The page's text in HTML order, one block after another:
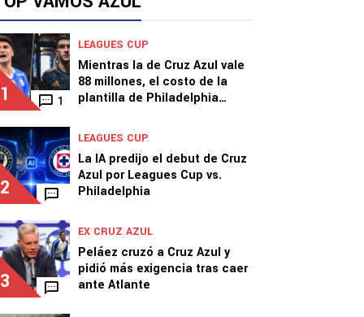
1 1
LEAGUES CUP
Mientras la de Cruz Azul vale
88 millones, el costo de la
plantilla de Philadelphia
2
LEAGUES CUP
La IA predijo el debut de Cruz
Azul por Leagues Cup vs.
Philadelphia
3
EX CRUZ AZUL
Peláez cruzó a Cruz Azul y
pidió más exigencia tras caer
ante Atlante